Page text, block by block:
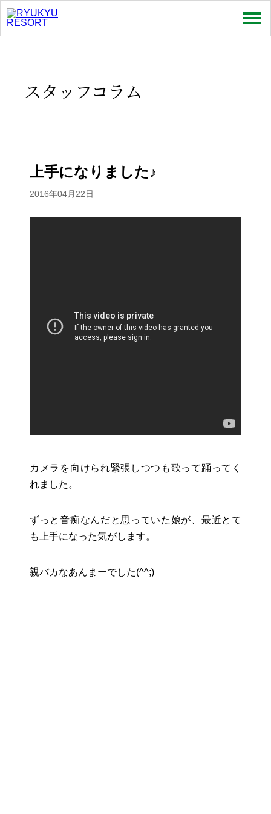
お知らせ
スタッフコラム
スタッフコラム
上手になりました♪
2016年04月22日
カメラを向けられ緊張しつつも歌って踊ってく
れました。
ずっと音痴なんだと思っていた娘が、最近とて
も上手になった気がします。
親バカなあんまーでした(^^;)